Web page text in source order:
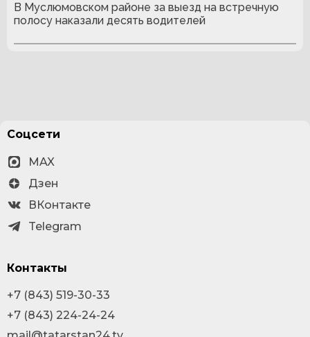
В Муслюмовском районе за выезд на встречную
полосу наказали десять водителей
Соцсети
MAX
Дзен
ВКонтакте
Telegram
Контакты
+7 (843) 519-30-33
+7 (843) 224-24-24